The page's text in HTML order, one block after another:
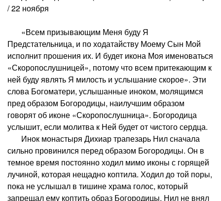
/ 22 ноября
«Всем призывающим Меня буду Я
Предстательница, и по ходатайству Моему Сын Мой
исполнит прошения их. И будет икона Моя именоваться
«Скоропослушницей», потому что всем притекающим к
ней буду являть Я милость и услышание скорое». Эти
слова Богоматери, услышанные иноком, молящимся
пред образом Богородицы, наилучшим образом
говорят об иконе «Скоропослушница». Богородица
услышит, если молитва к Ней будет от чистого сердца.
Инок монастыря Дихиар трапезарь Нил сначала
сильно провинился перед образом Богородицы. Он в
темное время постоянно ходил мимо иконы с горящей
лучиной, которая нещадно коптила. Ходил до той поры,
пока не услышал в тишине храма голос, который
запрещал ему коптить образ Богородицы. Нил не внял